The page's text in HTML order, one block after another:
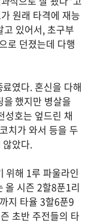
원래 타격에 재능
고 있어서, 초구부
로 던졌는데 다행
였다. 혼신을 다해
했지만 병살을
성호는 엎드린 채
치가 와서 등을 두
않았다.
위해 1루 파울라인
올 시즌 2할8푼1리
지 타율 3할6푼9
초반 주전들의 타